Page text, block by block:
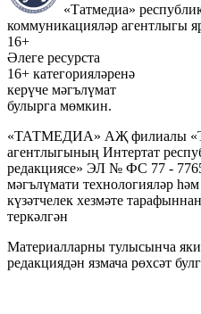
«Татмедиа»
коммуникацияләр агентлыгы
16+
Әлеге ресурста
16+ категорияләренә
керүче мәгълүмат
булырга мөмкин.
«ТАТМЕДИА» АҖ филиалы
агентлыгының Интертат
редакциясе» ЭЛ № ФС 77 -
мәгълүмати технологияләр
күзәтчелек хезмәте
теркәлгән
Материалларны тулысынча
редакциядән язмача рөхсәт